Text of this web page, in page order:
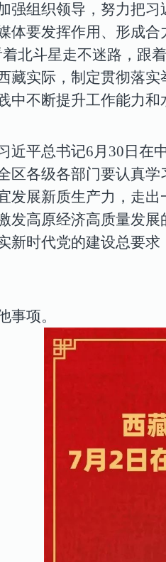
强组织领导，努力把
体要发挥作用、形成
北斗星走不迷路，跟
藏实际，制定贯彻落
中不断提升工作能力
近平总书记6月30日在
区各级各部门要认真
发展新质生产力，走
发高原经济高质量发
新时代党的建设总要
事项。